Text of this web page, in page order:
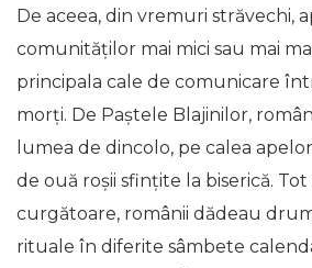
De aceea, din vremuri străvechi,
comunităților mai mici sau mai
principala cale de comunicare
morți. De Paştele Blajinilor,
lumea de dincolo, pe calea
de ouă roşii sfinţite la biserică. Tot
curgătoare, românii dădeau
rituale în diferite sâmbete